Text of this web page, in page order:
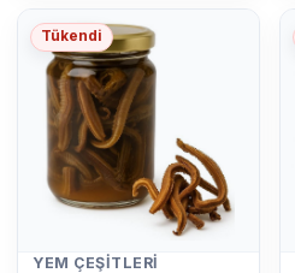
Tükendi
YEM ÇEŞITLERI